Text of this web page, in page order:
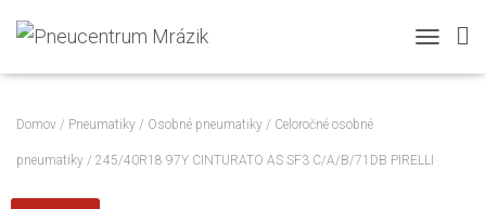
Domov / Pneumatiky / Osobné pneumatiky / Celoročné osobné
pneumatiky / 245/40R18 97Y CINTURATO AS SF3 C/A/B/71DB PIRELLI